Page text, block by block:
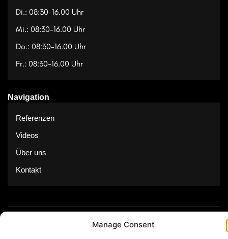
Manage Consent
Di.: 08:30-16.00 Uhr
Mi.: 08:30-16.00 Uhr
Do.: 08:30-16.00 Uhr
Fr.: 08:30-16.00 Uhr
Navigation
Referenzen
Videos
Über uns
Kontakt
© Copyright 2025 by Feuerwerk24